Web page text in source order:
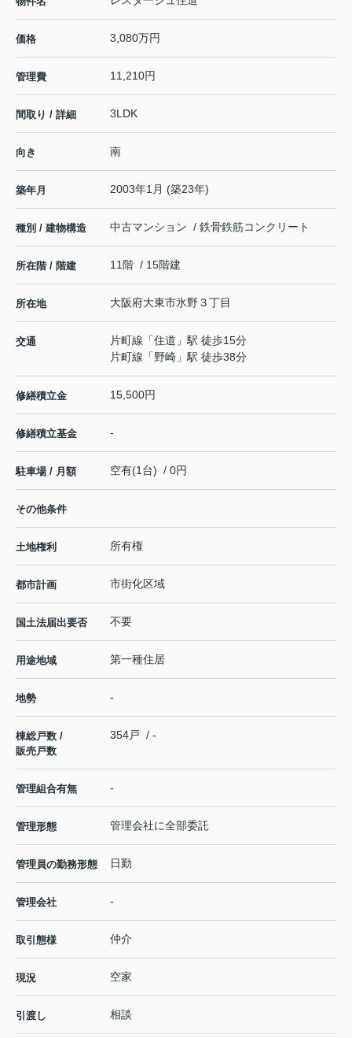
価格 3,080万円
管理費 11,210円
間取り / 詳細 3LDK
向き 南
築年月 2003年1月 (築23年)
種別 / 建物構造 中古マンション / 鉄骨鉄筋コンクリート
所在階 / 階建 11階 / 15階建
所在地 大阪府大東市氷野３丁目
交通 片町線 「住道 」駅 徒歩15分
片町線 「野崎 」駅 徒歩38分
修繕積立金 15,500円
修繕積立基金 -
駐車場 / 月額 空有(1台) / 0円
その他条件
土地権利 所有権
都市計画 市街化区域
国土法届出要否 不要
用途地域 第一種住居
地勢 -
棟総戸数 /
販売戸数
354戸 / -
管理組合有無 -
管理形態 管理会社に全部委託
管理員の勤務形態 日勤
管理会社 -
取引態様 仲介
現況 空家
引渡し 相談